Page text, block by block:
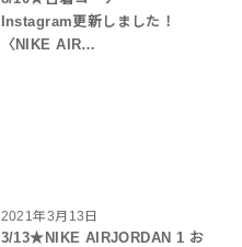
Instagram更新しました！
〈NIKE AIR…
2021年3月13日
3/13★NIKE AIRJORDAN 1 お